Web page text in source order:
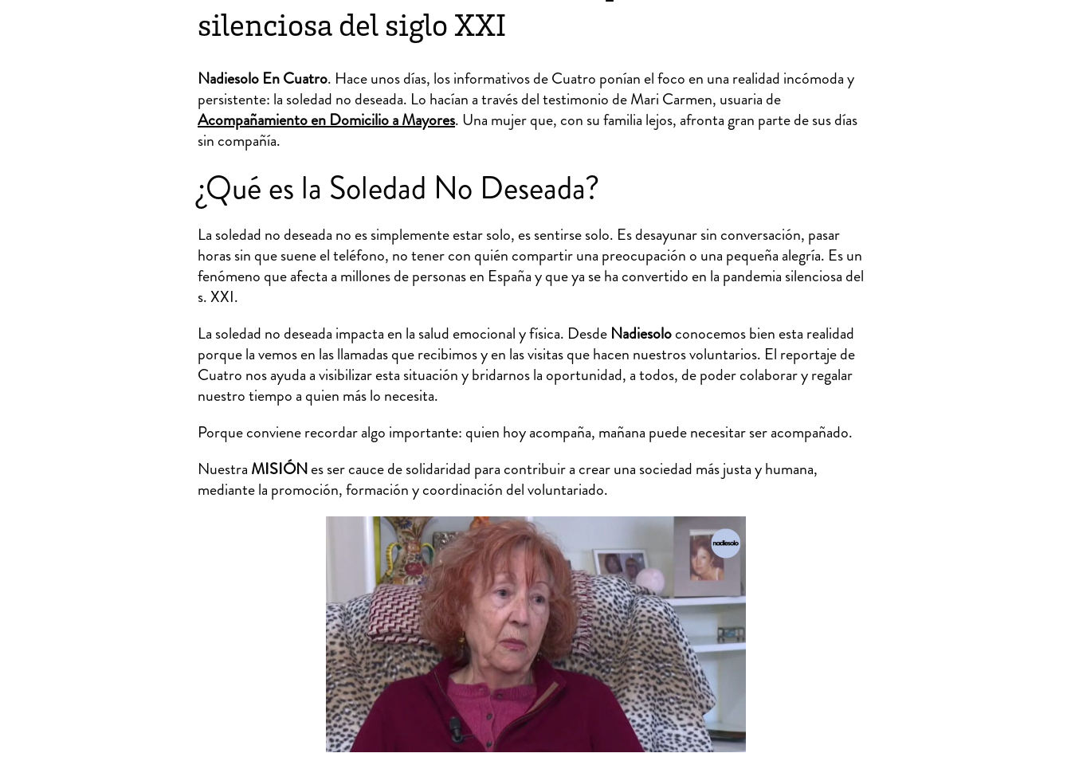
silenciosa del siglo XXI
Nadiesolo En Cuatro. Hace unos días, los informativos de Cuatro ponían el foco en una realidad incómoda y
persistente: la soledad no deseada. Lo hacían a través del testimonio de Mari Carmen, usuaria de
Acompañamiento en Domicilio a Mayores. Una mujer que, con su familia lejos, afronta gran parte de sus días
sin compañía.
¿Qué es la Soledad No Deseada?
La soledad no deseada no es simplemente estar solo, es sentirse solo. Es desayunar sin conversación, pasar
horas sin que suene el teléfono, no tener con quién compartir una preocupación o una pequeña alegría. Es un
fenómeno que afecta a millones de personas en España y que ya se ha convertido en la pandemia silenciosa del
s. XXI.
La soledad no deseada impacta en la salud emocional y física. Desde Nadiesoloconocemos bien esta realidad
porque la vemos en las llamadas que recibimos y en las visitas que hacen nuestros voluntarios. El reportaje de
Cuatro nos ayuda a visibilizar esta situación y bridarnos la oportunidad, a todos, de poder colaborar y regalar
nuestro tiempo a quien más lo necesita.
Porque conviene recordar algo importante: quien hoy acompaña, mañana puede necesitar ser acompañado.
Nuestra MISIÓNes ser cauce de solidaridad para contribuir a crear una sociedad más justa y humana,
mediante la promoción, formación y coordinación del voluntariado.